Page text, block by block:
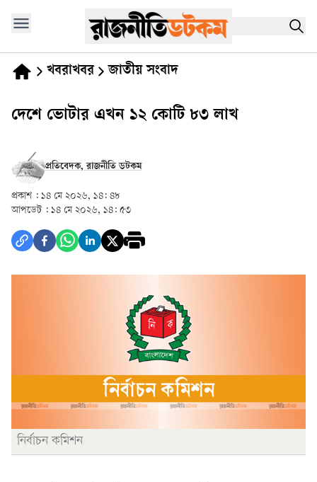
খবরাখবর জাতীয় সংবাদ
দেশে ভোটার এখন ১২ কোটি ৮৩ লাখ
প্রতিবেদক, রাজনীতি ডটকম
প্রকাশ : ১৪ মে ২০২৬, ১৪: ৪৮
আপডেট : ১৪ মে ২০২৬, ১৪: ৫৩
নির্বাচন কমিশন